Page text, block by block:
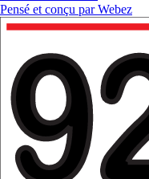
Pensé et conçu parWebez